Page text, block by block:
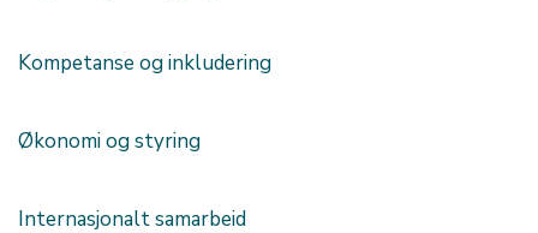
Kompetanse og inkludering
Økonomi og styring
Internasjonalt samarbeid